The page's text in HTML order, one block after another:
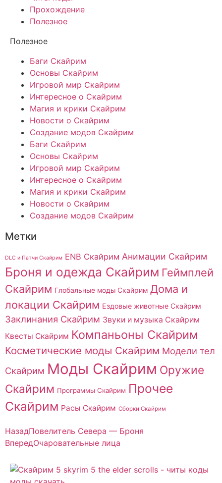
Прохождение
Полезное
Полезное
Баги Скайрим
Основы Скайрим
Игровой мир Скайрим
Интересное о Скайрим
Магия и крики Скайрим
Новости о Скайрим
Создание модов Скайрим
Баги Скайрим
Основы Скайрим
Игровой мир Скайрим
Интересное о Скайрим
Магия и крики Скайрим
Новости о Скайрим
Создание модов Скайрим
Метки
DLC и Патчи Скайрим ENB Скайрим Анимации Скайрим
Броня и одежда Скайрим Геймплей
Скайрим Глобальные моды Скайрим Дома и
локации Скайрим Ездовые животные Скайрим
Заклинания Скайрим Звуки и музыка Скайрим
Квесты Скайрим Компаньоны Скайрим
Косметические моды Скайрим Модели тел
Скайрим Моды Скайрим Оружие
Скайрим Программы Скайрим Прочее
Скайрим Расы Скайрим Сборки Скайрим
НазадПовелитель Севера — Броня
ВпередОчаровательные лица